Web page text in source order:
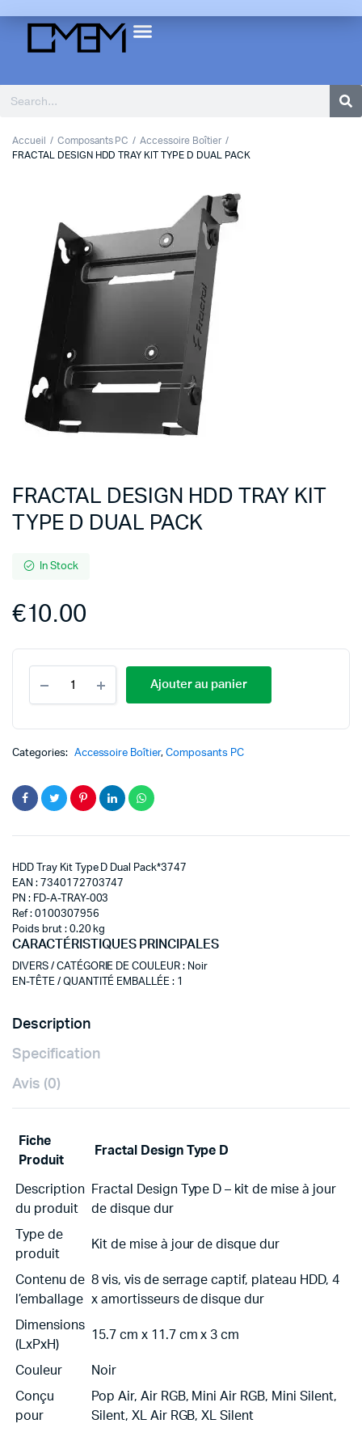
Accueil Composants PC
Accessoire Boîtier
FRACTAL DESIGN HDD TRAY KIT TYPE D DUAL PACK
FRACTAL DESIGN HDD TRAY KIT
TYPE D DUAL PACK
In Stock
€10.00
Ajouter au panier
Categories: Accessoire Boîtier,Composants PC
HDD Tray Kit Type D Dual Pack*3747
EAN : 7340172703747
PN : FD-A-TRAY-003
Ref : 0100307956
Poids brut : 0.20 kg
CARACTÉRISTIQUES PRINCIPALES
DIVERS / CATÉGORIE DE COULEUR : Noir
EN-TÊTE / QUANTITÉ EMBALLÉE : 1
Description
Specification
Avis (0)
Fiche
Produit
Fractal Design Type D
Description
du produit
Fractal Design Type D – kit de mise à jour
de disque dur
Type de
produit
Kit de mise à jour de disque dur
Contenu de
l’emballage
8 vis, vis de serrage captif, plateau HDD, 4
x amortisseurs de disque dur
Dimensions
(LxPxH)
15.7 cm x 11.7 cm x 3 cm
Couleur
Noir
Conçu
pour
Pop Air, Air RGB, Mini Air RGB, Mini Silent,
Silent, XL Air RGB, XL Silent